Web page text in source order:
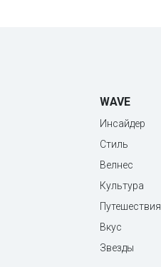
WAVE
Инсайдер
Стиль
Велнес
Культура
Путешествия
Вкус
Звезды